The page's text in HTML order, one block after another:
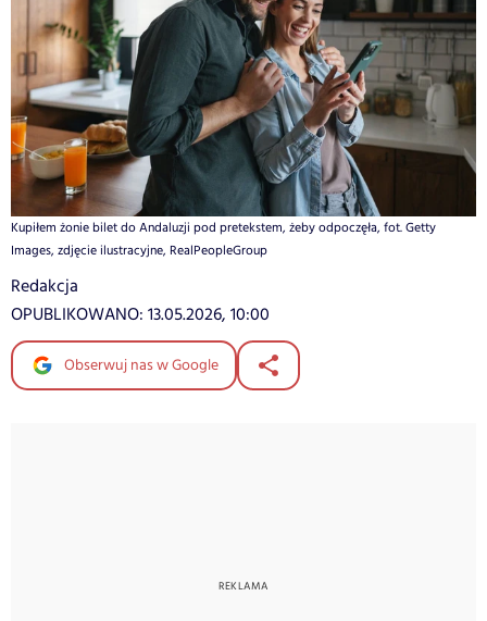
Kupiłem żonie bilet do Andaluzji pod pretekstem, żeby odpoczęła, fot. Getty
Images, zdjęcie ilustracyjne, RealPeopleGroup
Redakcja
OPUBLIKOWANO: 13.05.2026, 10:00
Obserwuj nas w Google